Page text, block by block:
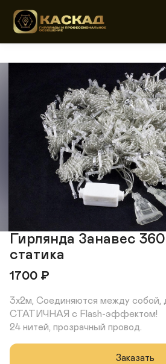
Гирлянда Занавес
статика
1700 ₽
3х2м, Соединяются между собой,
СТАТИЧНАЯ с Flash-эффектом!
24 нитей, прозрачный провод.
Заказать